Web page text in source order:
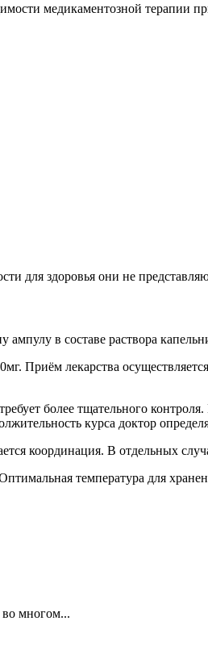
медикаментозной терапии
для здоровья они не
в составе раствора
лекарства
более тщательного
курса доктор
координация. В отдельных
температура для
во многом...